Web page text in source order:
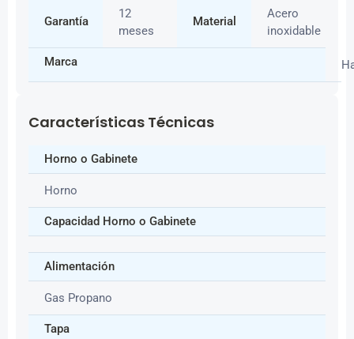
Garantía
12
meses
Material
Acero
inoxidable
Marca
Características Técnicas
Horno o Gabinete
Horno
Capacidad Horno o Gabinete
Alimentación
Gas Propano
Tapa